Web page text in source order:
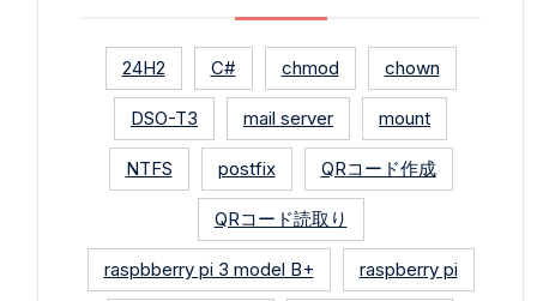
24H2 C# chmod chown
DSO-T3 mail server mount
NTFS postfix QRコード作成
QRコード読取り
raspbberry pi 3 model B+ raspberry pi